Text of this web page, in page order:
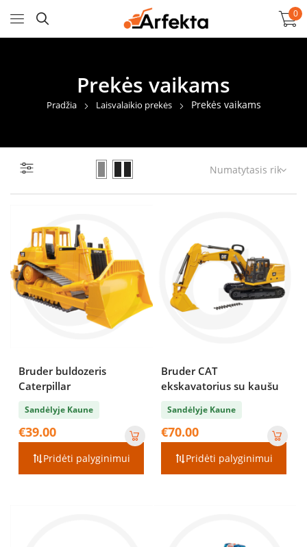
0
Prekės vaikams
Pradžia Laisvalaikio prekės Prekės vaikams
Bruder buldozeris
Caterpillar
Sandėlyje Kaune
€39.00
Pridėti palyginimui
Bruder CAT
ekskavatorius su kaušu
Sandėlyje Kaune
€70.00
Pridėti palyginimui